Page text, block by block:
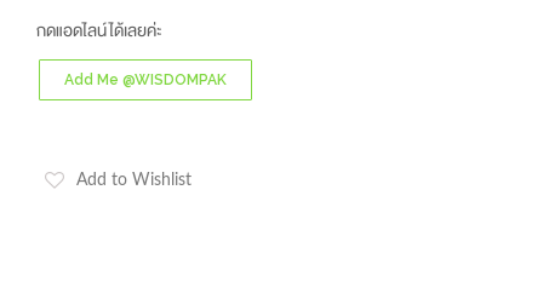
กดแอดไลน์ได้เลยค่ะ
Add Me @WISDOMPAK
Add to Wishlist